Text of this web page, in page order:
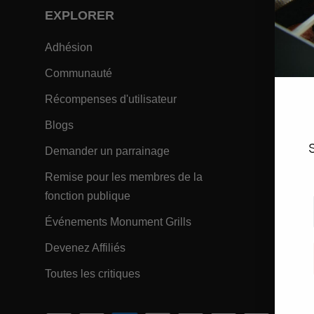
EXPLORER
Adhésion
Communauté
Récompenses d'utilisateur- Within EXPLORER Footer
Blogs
Demander un parrainage - Within EXPLORER Footer
Remise pour les membres de la
fonction publique
Événements Monument Grills - Within EXPLORER
Devenez Affiliés
Toutes les critiques
Suivre
-